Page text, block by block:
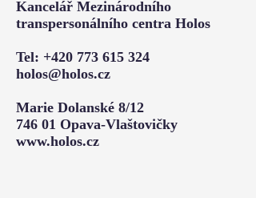
Kancelář Mezinárodního
transpersonálního centra Holos
Tel: +420 773 615 324
holos@holos.cz
Marie Dolanské 8/12
746 01 Opava-Vlaštovičky
www.holos.cz